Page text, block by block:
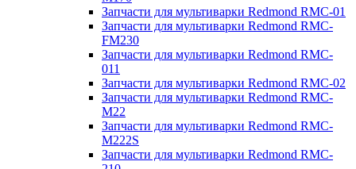
Запчасти для мультиварки Redmond RMC-01
Запчасти для мультиварки Redmond RMC-
FM230
Запчасти для мультиварки Redmond RMC-
011
Запчасти для мультиварки Redmond RMC-02
Запчасти для мультиварки Redmond RMC-
M22
Запчасти для мультиварки Redmond RMC-
M222S
Запчасти для мультиварки Redmond RMC-